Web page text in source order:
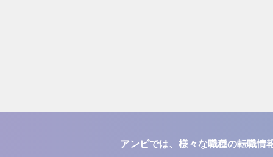
アンビでは、様々な職種の転職情